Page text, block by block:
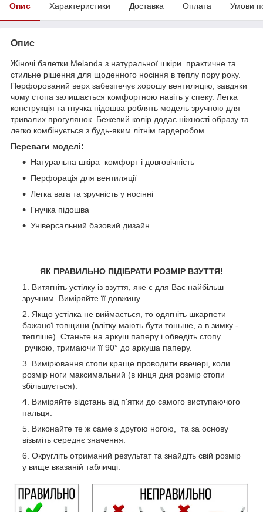
Опис Характеристики Доставка Оплата Умови
Опис
Жіночі балетки Melanda з натуральної шкіри практичне та
стильне рішення для щоденного носіння в теплу пору року.
Перфорований верх забезпечує хорошу вентиляцію, завдяки
чому стопа залишається комфортною навіть у спеку. Легка
конструкція та гнучка підошва роблять модель зручною для
тривалих прогулянок. Бежевий колір додає ніжності образу та
легко комбінується з будь-яким літнім гардеробом.
Переваги моделі:
Натуральна шкіра комфорт і довговічність
Перфорація для вентиляції
Легка вага та зручність у носінні
Гнучка підошва
Універсальний базовий дизайн
ЯК ПРАВИЛЬНО ПІДІБРАТИ РОЗМІР ВЗУТТЯ!
Витягніть устілку із взуття, яке є для Вас найбільш
зручним. Виміряйте її довжину.
Якщо устілка не виймається, то одягніть шкарпети
бажаної товщини (влітку мають бути тоньше, а в зимку -
тепліше). Станьте на аркуш паперу і обведіть стопу
ручкою, тримаючи її 90° до аркуша паперу.
Вимірювання стопи краще проводити ввечері, коли
розмір ноги максимальний (в кінця дня розмір стопи
збільшується).
Виміряйте відстань від п'ятки до самого виступаючого
пальця.
Виконайте те ж саме з другою ногою, та за основу
візьміть середнє значення.
Округліть отриманий результат та знайдіть свій розмір
у вище вказаній табличці.